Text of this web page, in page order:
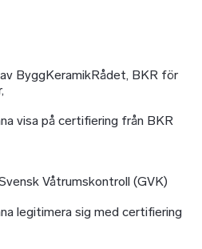
ByggKeramikRådet, BKR för
visa på certifiering från BKR
Våtrumskontroll (GVK)
legitimera sig med certifiering